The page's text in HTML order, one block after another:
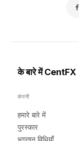
के बारे में CentFX
कंपनी
हमारे बारे में
पुरस्कार